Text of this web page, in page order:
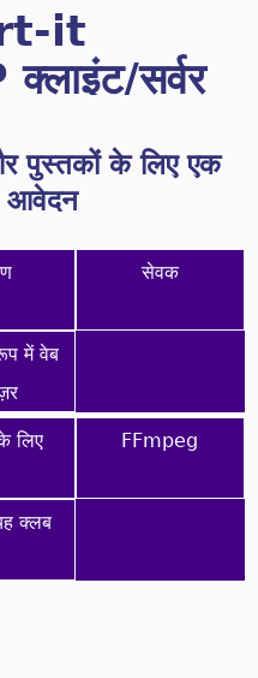
it
सर्वर
पुस्तकों के लिए एक
आवेदन
सेवक
में वेब
लिए FFmpeg
क्लब